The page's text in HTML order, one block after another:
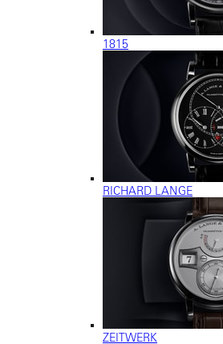
1815
RICHARD LANGE
ZEITWERK